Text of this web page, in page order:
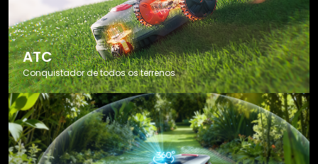
ATC
Conquistador de todos os terrenos